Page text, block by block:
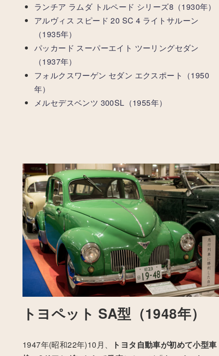
ランチア ラムダ トルペード シリーズ8（1930年）
アルヴィス スピード 20 SC 4 ライトサルーン
（1935年）
パッカード スーパーエイト ツーリングセダン
（1937年）
フォルクスワーゲン セダン エクスポート（1950
年）
メルセデスベンツ 300SL（1955年）
トヨペット SA型（1948年）
1947年(昭和22年)10月、
トヨタ自動車が初めて小型車